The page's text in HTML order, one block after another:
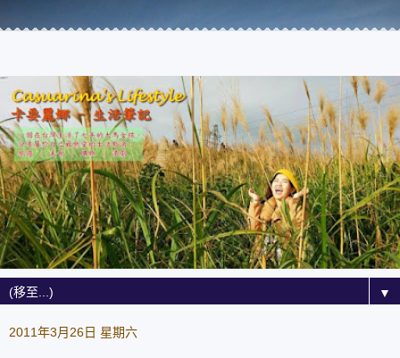
▼
2011年3月26日 星期六